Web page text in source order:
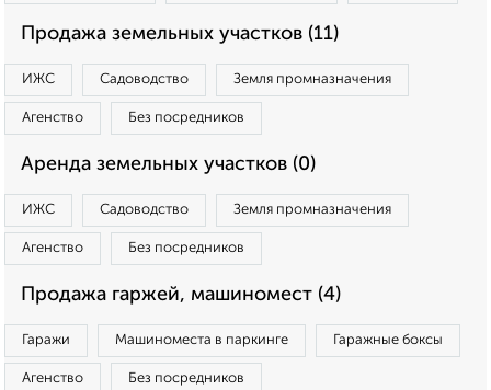
Продажа земельных участков (11)
ИЖС Садоводство Земля промназначения
Агенство Без посредников
Аренда земельных участков (0)
ИЖС Садоводство Земля промназначения
Агенство Без посредников
Продажа гаржей, машиномест (4)
Гаражи Машиноместа в паркинге Гаражные боксы
Агенство Без посредников